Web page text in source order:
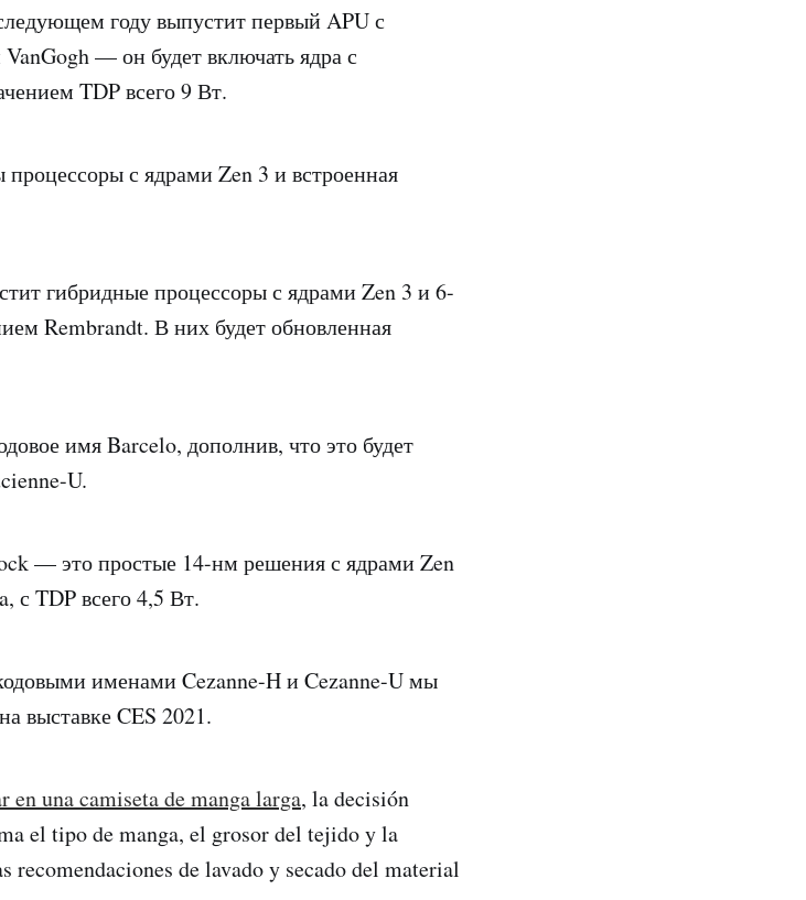
году выпустит первый APU с
— он будет включать ядра с
TDP всего 9 Вт.
с ядрами Zen 3 и встроенная
гибридные процессоры с ядрами Zen 3 и 6-
Rembrandt. В них будет обновленная
имя Barcelo, дополнив, что это будет
U.
— это простые 14-нм решения с ядрами Zen
с TDP всего 4,5 Вт.
именами Cezanne-H и Cezanne-U мы
выставке CES 2021.
en una camiseta de manga larga, la decisión
el tipo de manga, el grosor del tejido y la
recomendaciones de lavado y secado del material